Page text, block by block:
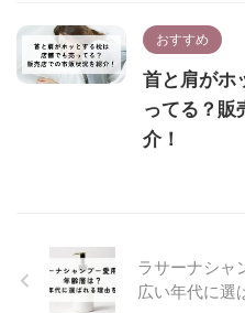
おすすめ
首と肩がホ
ってる？販
介！
ラサーナシャ
広い年代に選